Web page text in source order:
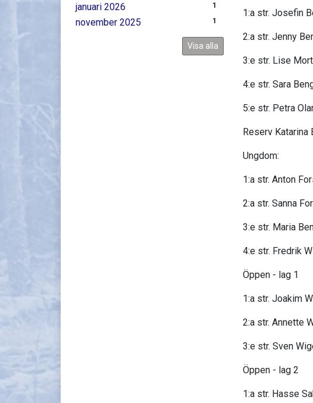
januari 2026 1
november 2025 1
Visa alla
1:a str. Josefin
2:a str. Jenny
3:e str. Lise
4:e str. Sara
5:e str. Petra
Reserv Katarina
Ungdom:
1:a str. Anton
2:a str. Sanna
3:e str. Maria
4:e str. Fredrik
Öppen - lag 1
1:a str. Joakim
2:a str. Annette
3:e str. Sven
Öppen - lag 2
1:a str. Hasse